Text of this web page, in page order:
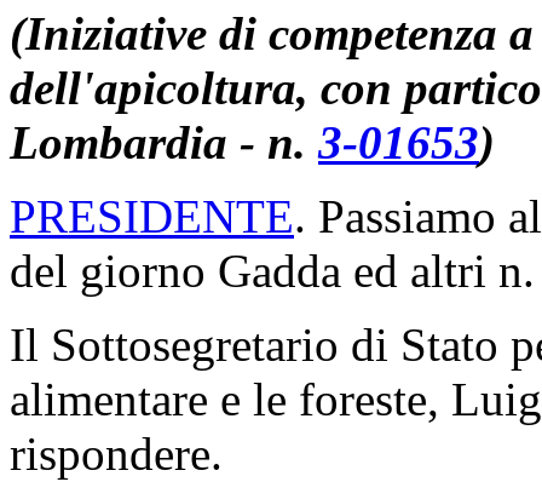
(Iniziative di competenza
dell'apicoltura, con
Lombardia - n.3-01653)
PRESIDENTE. Passiamo
del giorno Gadda ed altri
Il Sottosegretario di Stato
alimentare e le foreste,
rispondere.